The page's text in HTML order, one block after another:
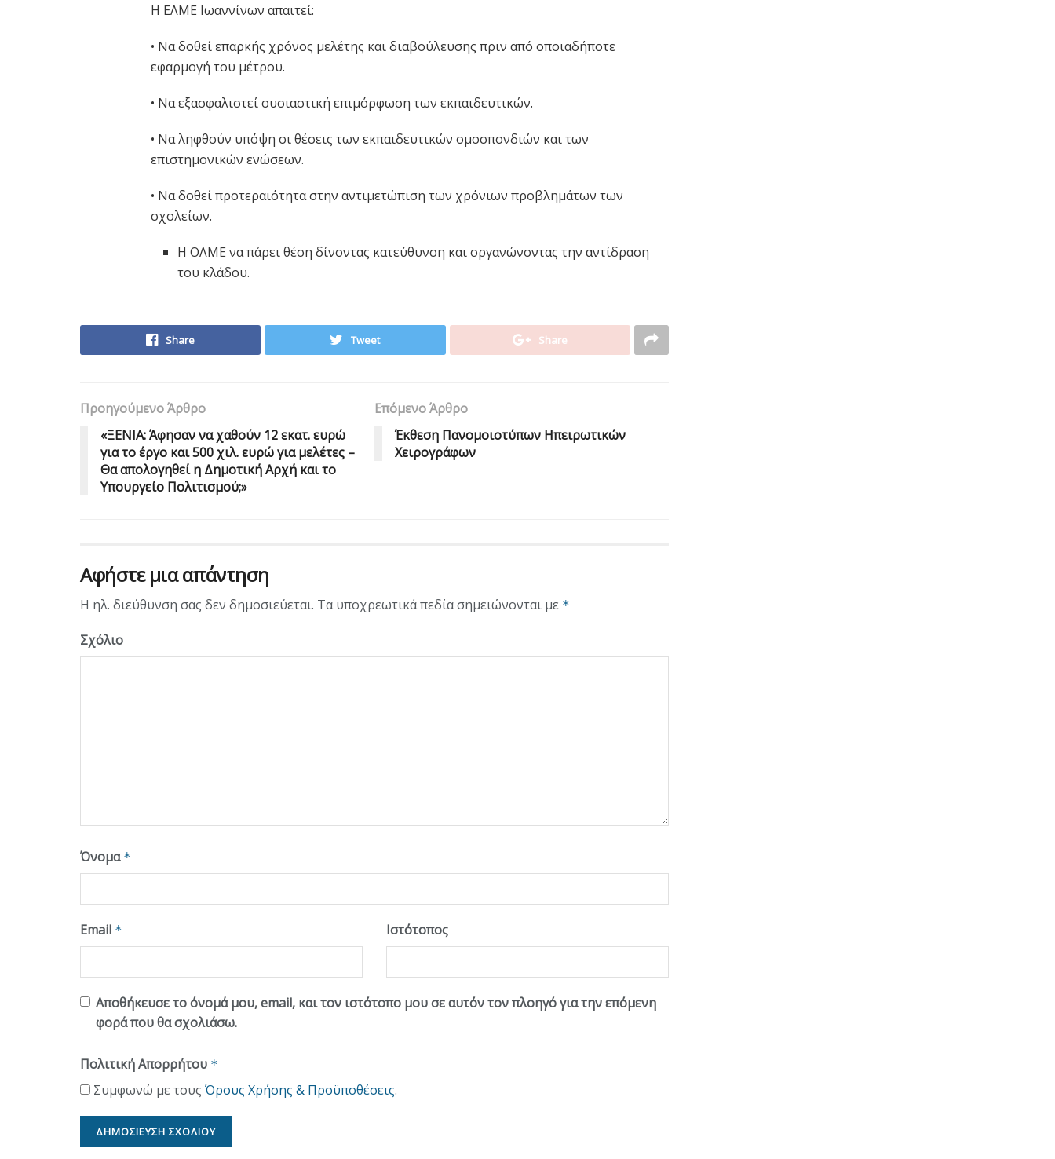
Η ΕΛΜΕ Ιωαννίνων απαιτεί:
• Να δοθεί επαρκής χρόνος μελέτης και διαβούλευσης πριν από οποιαδήποτε
εφαρμογή του μέτρου.
• Να εξασφαλιστεί ουσιαστική επιμόρφωση των εκπαιδευτικών.
• Να ληφθούν υπόψη οι θέσεις των εκπαιδευτικών ομοσπονδιών και των
επιστημονικών ενώσεων.
• Να δοθεί προτεραιότητα στην αντιμετώπιση των χρόνιων προβλημάτων των
σχολείων.
Η ΟΛΜΕ να πάρει θέση δίνοντας κατεύθυνση και οργανώνοντας την αντίδραση
του κλάδου.
Share Tweet Share
Προηγούμενο Άρθρο
«ΞΕΝΙΑ: Άφησαν να χαθούν 12 εκατ. ευρώ
για το έργο και 500 χιλ. ευρώ για μελέτες –
Θα απολογηθεί η Δημοτική Αρχή και το
Υπουργείο Πολιτισμού;»
Επόμενο Άρθρο
Έκθεση Πανομοιοτύπων Ηπειρωτικών
Χειρογράφων
Αφήστε μια απάντηση
Η ηλ. διεύθυνση σας δεν δημοσιεύεται. Τα υποχρεωτικά πεδία σημειώνονται με *
Σχόλιο
Όνομα *
Email * Ιστότοπος
Αποθήκευσε το όνομά μου, email, και τον ιστότοπο μου σε αυτόν τον πλοηγό για την επόμενη
φορά που θα σχολιάσω.
Πολιτική Απορρήτου *
Συμφωνώ με τους Όρους Χρήσης & Προϋποθέσεις.